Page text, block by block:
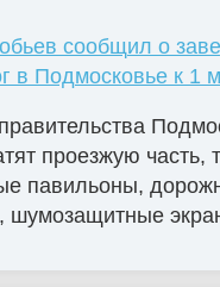
сообщил о
в Подмосковье к 1
проезжую часть,
павильоны,
шумозащитные